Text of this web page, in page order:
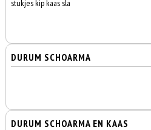
stukjes kip kaas sla
DURUM SCHOARMA
DURUM SCHOARMA EN KAAS